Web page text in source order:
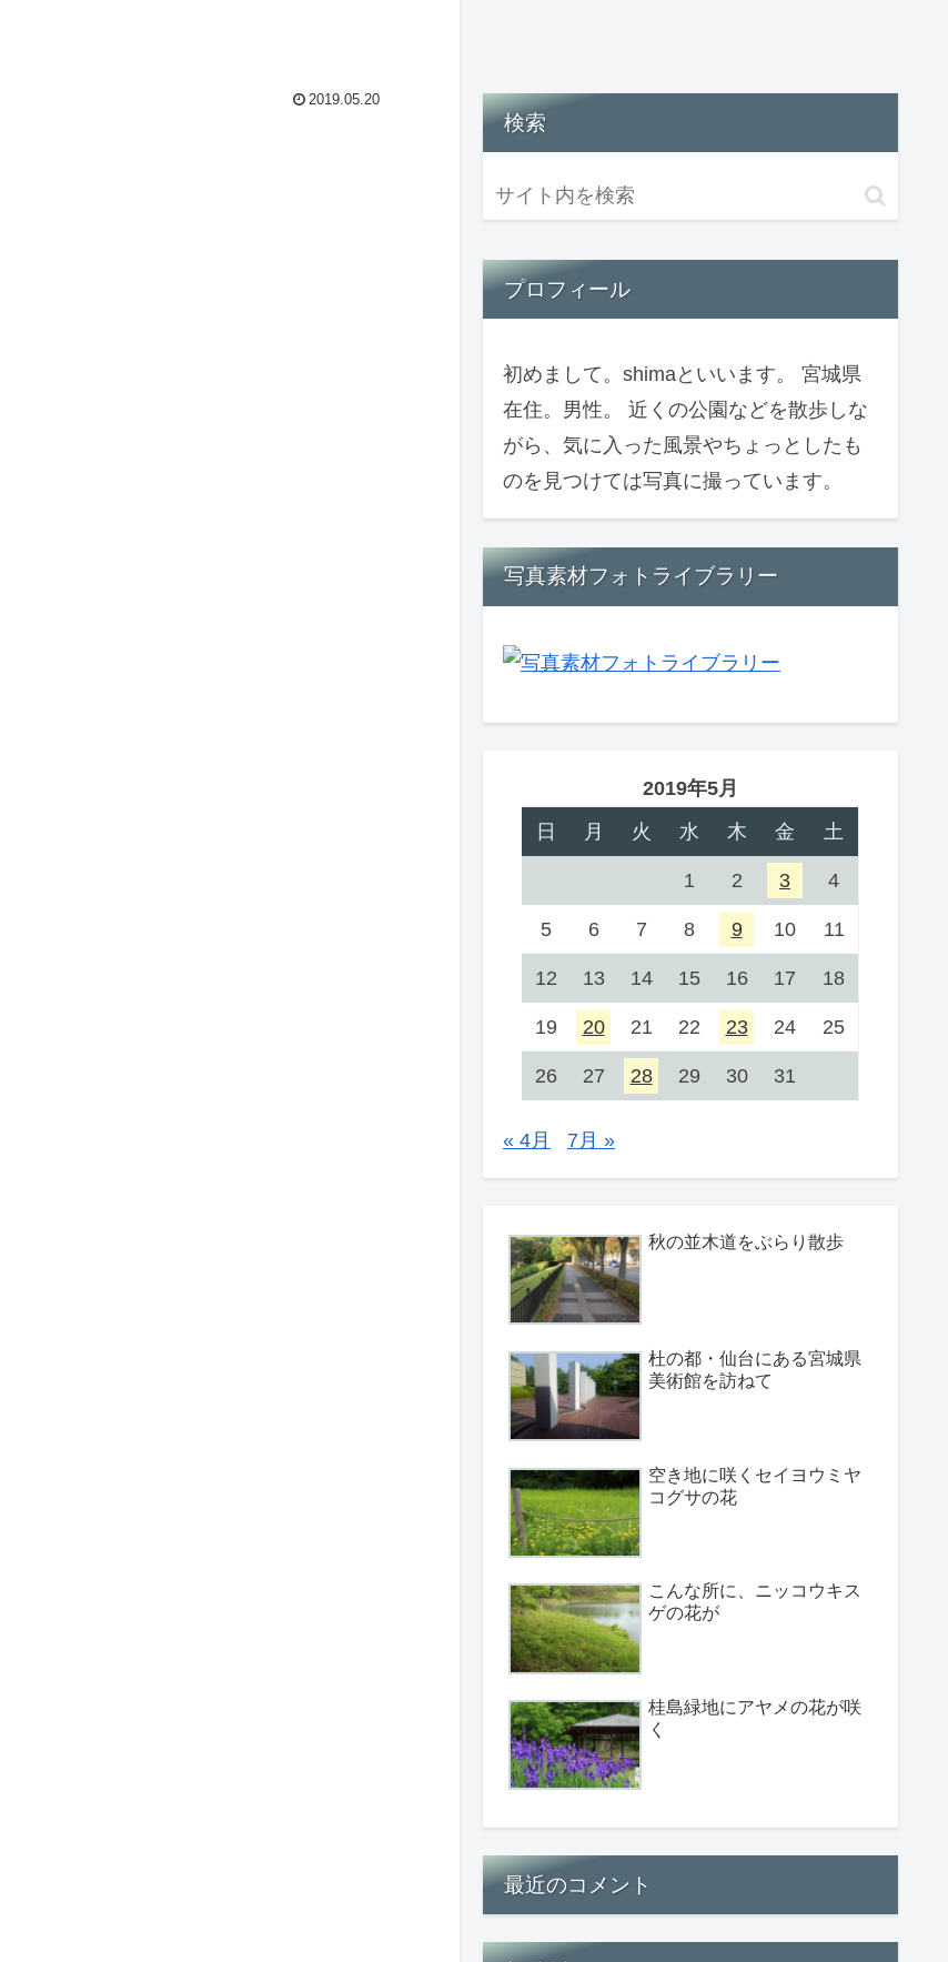
2019.05.20
検索
プロフィール
初めまして。shimaといいます。 宮城県
在住。男性。 近くの公園などを散歩しな
がら、気に入った風景やちょっとしたも
のを見つけては写真に撮っています。
写真素材フォトライブラリー
2019年5月
日
月 火 水 木 金 土
1 2 3 4
5 6 7 8 9 10 11
12 13 14 15 16 17 18
19 20 21 22 23 24 25
26 27 28 29 30 31
« 4月 7月 »
秋の並木道をぶらり散歩
杜の都・仙台にある宮城県
美術館を訪ねて
空き地に咲くセイヨウミヤ
コグサの花
こんな所に、ニッコウキス
ゲの花が
桂島緑地にアヤメの花が咲
く
最近のコメント